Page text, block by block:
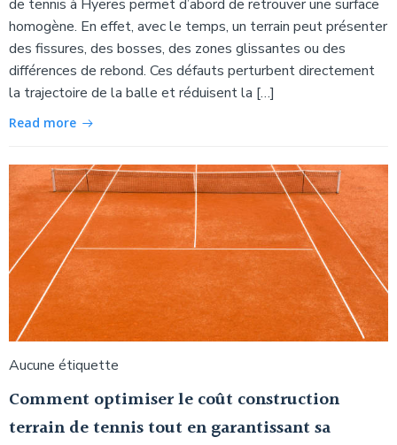
de tennis à Hyeres permet d’abord de retrouver une surface
homogène. En effet, avec le temps, un terrain peut présenter
des fissures, des bosses, des zones glissantes ou des
différences de rebond. Ces défauts perturbent directement
la trajectoire de la balle et réduisent la […]
Read more
Aucune étiquette
Comment optimiser le coût construction
terrain de tennis tout en garantissant sa